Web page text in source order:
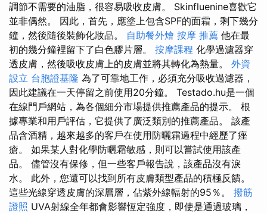
調節不需要的油脂，很容易吸收皮膚。 Skinfluenine喜歡它
並非偶然。 因此，首先，應塗上包含SPF的面霜，剩下幾分
鐘，然後隨後裝飾化妝品。 自助餐外燴 按摩 推薦 他在最
初的幾分鐘裡留下了白色膠片層。 按摩課程 化學過濾器穿
透皮膚，然後吸收皮膚上的皮膚並將其轉化為熱量。 外資
設立 台胞證基隆 為了可靠地工作，必須充分吸收過濾器，
因此建議在一天停留之前使用20分鐘。 Testado.hu是一個
在線門戶網站，為各個細分市場提供推薦產品的提示。 根
據專業和用戶評估，它提供了廣泛類別的推薦產品。 該產
品含酒精，越來越多的客戶在使用防曬霜過程中經歷了痤
瘡。 如果某人對化學防曬霜敏感，則可以嘗試使用該產
品。 儘管沒有保修，但一些客戶報告說，該產品沒有淚
水。 此外，您還可以找到所有皮膚類型產品的積極反饋。
這些光線穿透皮膚的深層層，佔紫外線輻射的95％。 撥筋
證照 UVA射線全年都會影響恆定強度，即使是通過玻璃，